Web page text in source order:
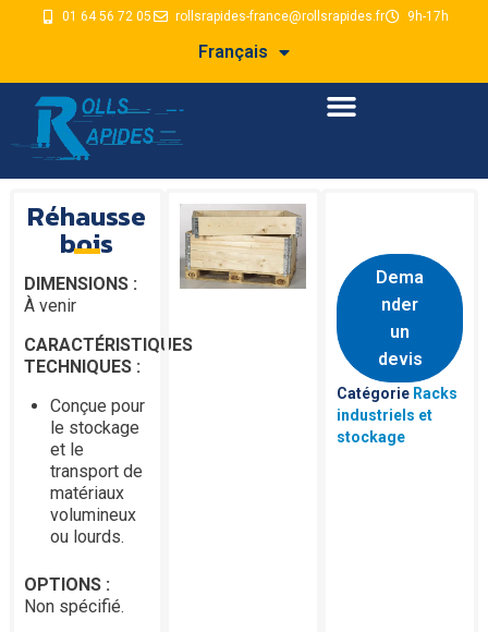
01 64 56 72 05 rollsrapides-france@rollsrapides.fr 9h-17h
Français
Réhausse
bois
DIMENSIONS :
À venir
CARACTÉRISTIQUES
TECHNIQUES :
Conçue pour
le stockage
et le
transport de
matériaux
volumineux
ou lourds.
OPTIONS :
Non spécifié.
Dema
nder
un
devis
Catégorie Racks
industriels et
stockage